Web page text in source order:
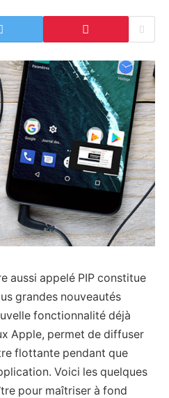
aussi appelé PIP constitue
grandes nouveautés
fonctionnalité déjà
Apple, permet de diffuser
flottante pendant que
Voici les quelques
pour maîtriser à fond